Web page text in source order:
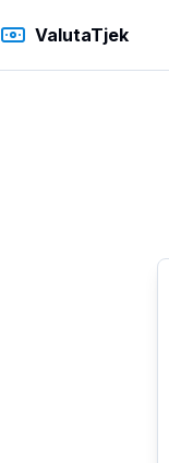
ValutaTjek